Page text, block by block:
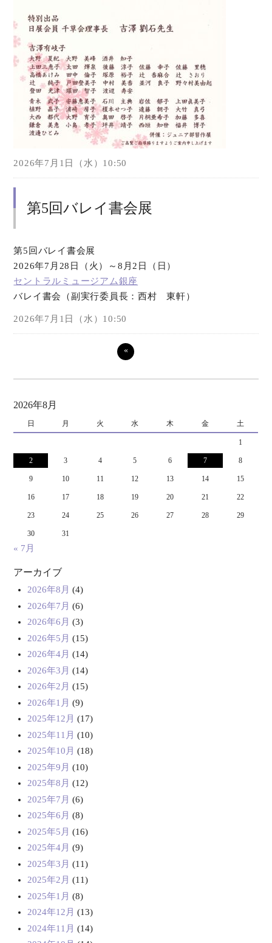
2026年7月1日（水）10:50
第5回バレイ書会展
第5回バレイ書会展
2026年7月28日（火）～8月2日（日）
セントラルミュージアム銀座
バレイ書会（副実行委員長：西村 東軒）
2026年7月1日（水）10:50
«
2026年8月
日 月 火 水 木 金 土
1
2 3 4 5 6 7 8
9 10 11 12 13 14 15
16 17 18 19 20 21 22
23 24 25 26 27 28 29
30 31
« 7月
アーカイブ
2026年8月 (4)
2026年7月 (6)
2026年6月 (3)
2026年5月 (15)
2026年4月 (14)
2026年3月 (14)
2026年2月 (15)
2026年1月 (9)
2025年12月 (17)
2025年11月 (10)
2025年10月 (18)
2025年9月 (10)
2025年8月 (12)
2025年7月 (6)
2025年6月 (8)
2025年5月 (16)
2025年4月 (9)
2025年3月 (11)
2025年2月 (11)
2025年1月 (8)
2024年12月 (13)
2024年11月 (14)